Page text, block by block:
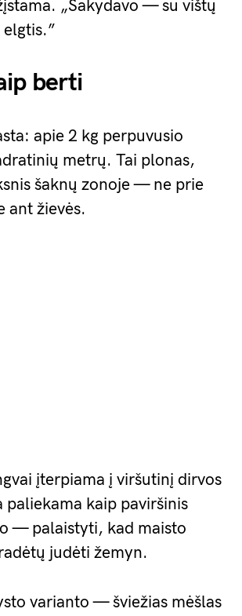
„Sakydavo — su vištų
berti
apie 2 kg perpuvusio
metrų. Tai plonas,
šaknų zonoje — ne prie
ant žievės.
įterpiama į viršutinį dirvos
paliekama kaip paviršinis
— palaistyti, kad maisto
judėti žemyn.
varianto — šviežias mėšlas